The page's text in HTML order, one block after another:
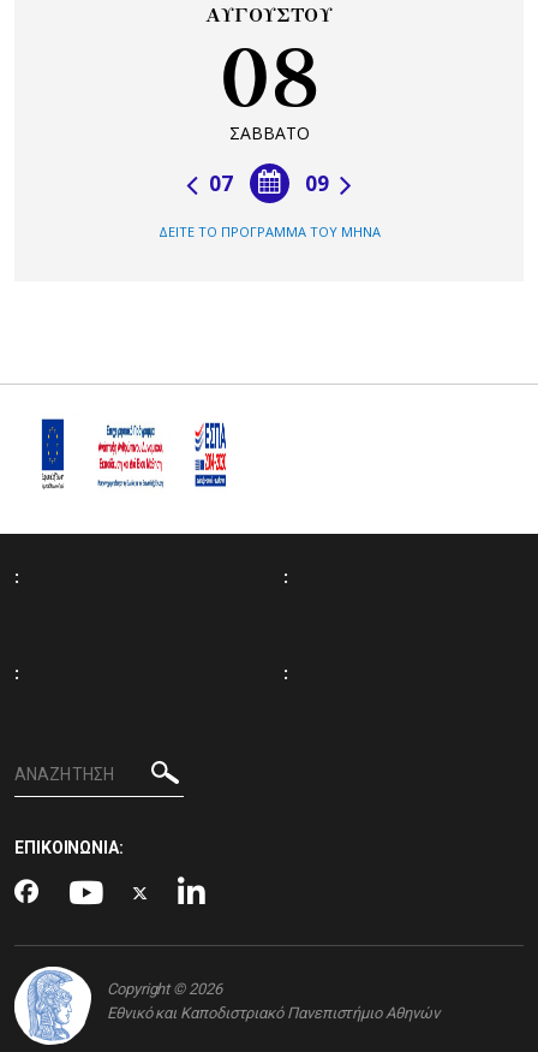
ΑΥΓΟΥΣΤΟΥ
08
ΣΑΒΒΑΤΟ
09
07
ΔΕΙΤΕ ΤΟ ΠΡΟΓΡΑΜΜΑ ΤΟΥ ΜΗΝΑ
: :
: :
ΕΠΙΚΟΙΝΩΝΙΑ:
Copyright © 2026
Εθνικό και Καποδιστριακό Πανεπιστήμιο Αθηνών